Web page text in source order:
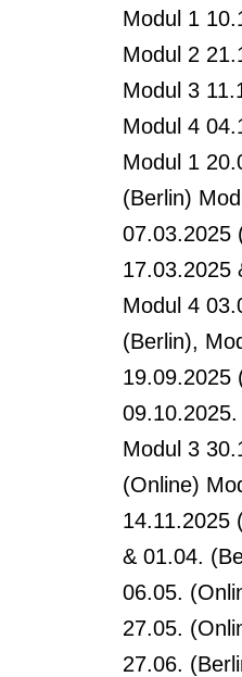
Modul 1
Modul 2
Modul 3
Modul 4
Modul 1
(Berlin)
07.03.2025
17.03.2025
Modul 4
(Berlin),
19.09.2025
Modul 3
(Online)
14.11.2025
& 01.04.
06.05.
27.05.
27.06.